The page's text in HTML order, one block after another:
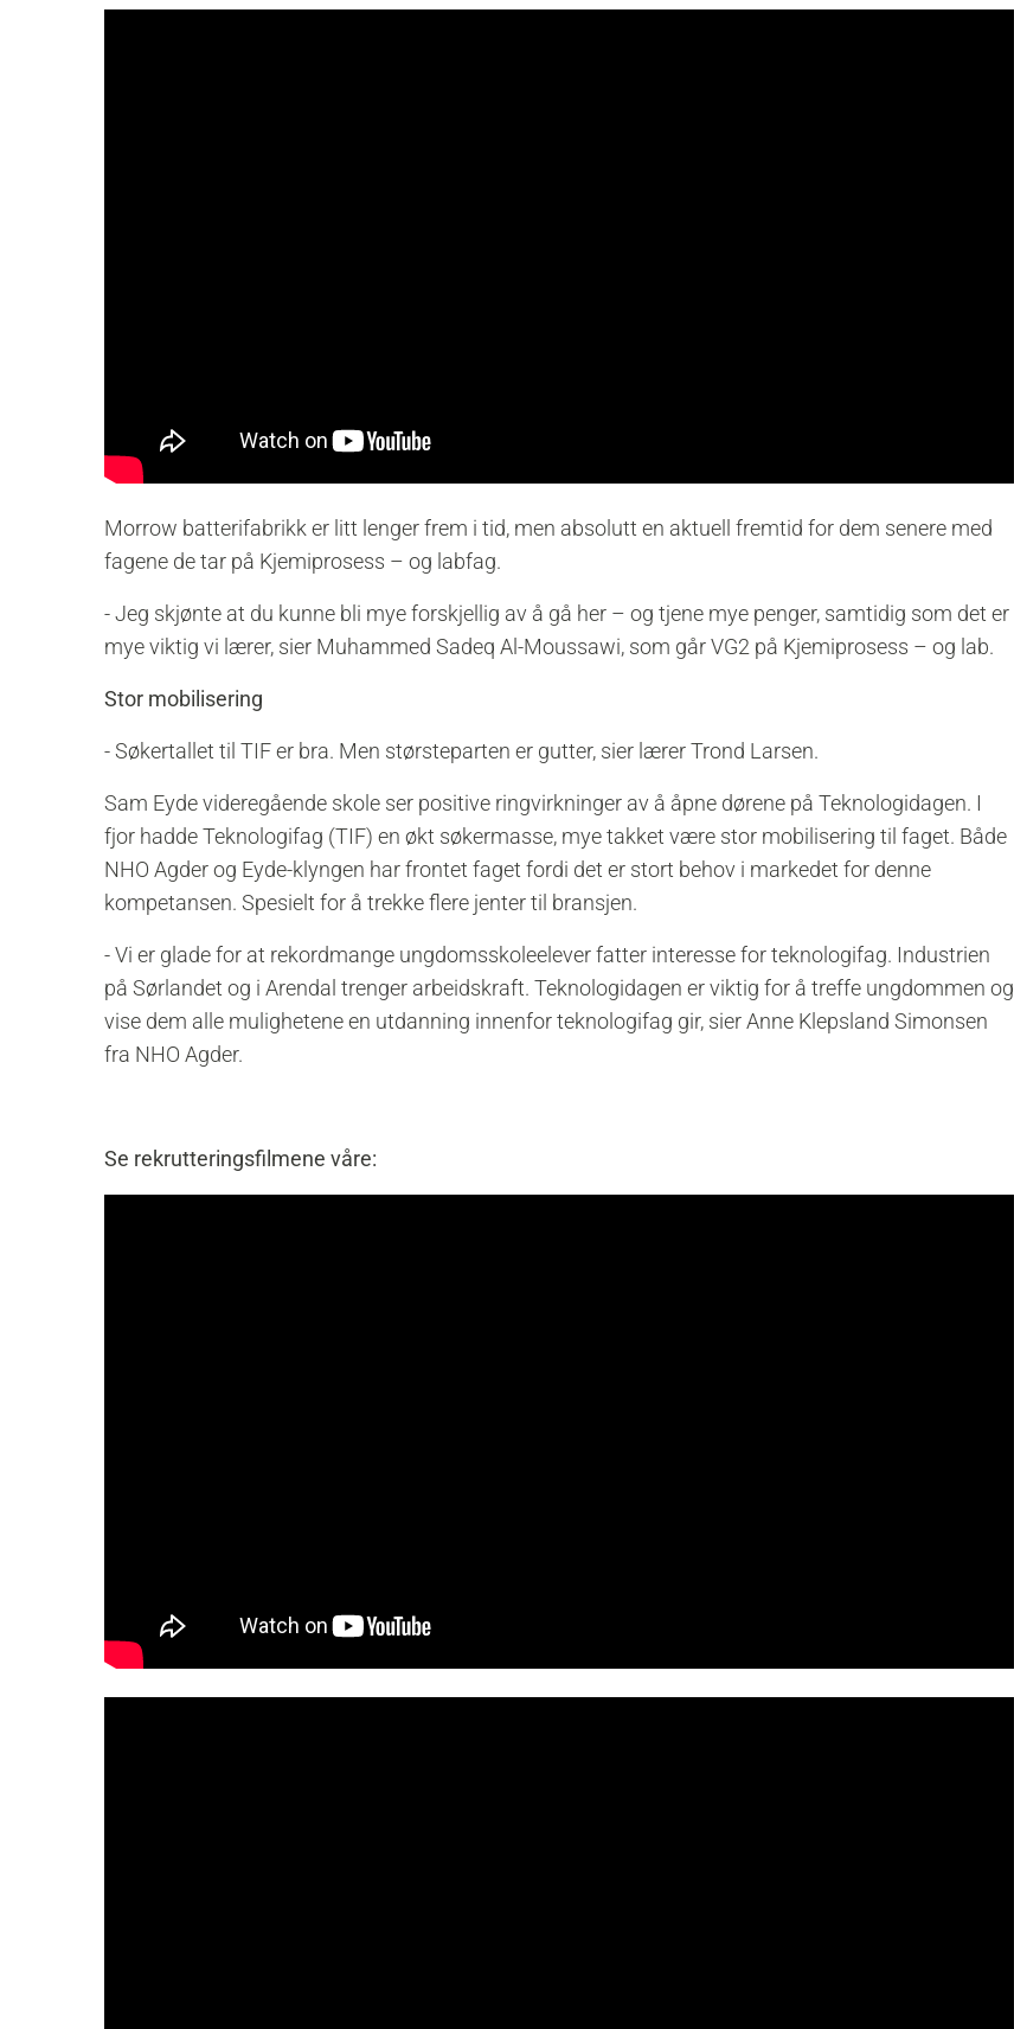
Morrow batterifabrikk er litt lenger frem i tid, men absolutt en aktuell fremtid for dem senere med
fagene de tar på Kjemiprosess – og labfag.
- Jeg skjønte at du kunne bli mye forskjellig av å gå her – og tjene mye penger, samtidig som det er
mye viktig vi lærer, sier Muhammed Sadeq Al-Moussawi, som går VG2 på Kjemiprosess – og lab.
Stor mobilisering
- Søkertallet til TIF er bra. Men størsteparten er gutter, sier lærer Trond Larsen.
Sam Eyde videregående skole ser positive ringvirkninger av å åpne dørene på Teknologidagen. I
fjor hadde Teknologifag (TIF) en økt søkermasse, mye takket være stor mobilisering til faget. Både
NHO Agder og Eyde-klyngen har frontet faget fordi det er stort behov i markedet for denne
kompetansen. Spesielt for å trekke flere jenter til bransjen.
- Vi er glade for at rekordmange ungdomsskoleelever fatter interesse for teknologifag. Industrien
på Sørlandet og i Arendal trenger arbeidskraft. Teknologidagen er viktig for å treffe ungdommen og
vise dem alle mulighetene en utdanning innenfor teknologifag gir, sier Anne Klepsland Simonsen
fra NHO Agder.
Se rekrutteringsfilmene våre: